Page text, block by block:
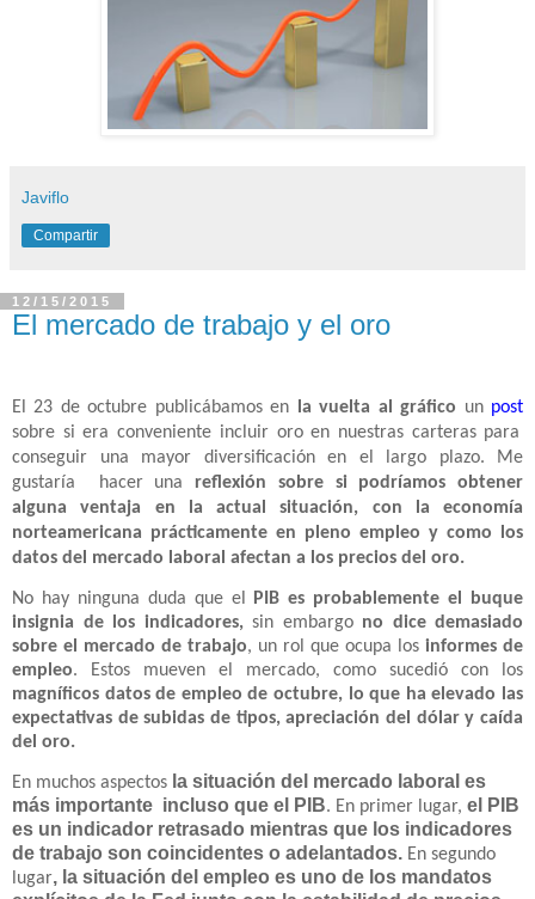
Javiflo
Compartir
12/15/2015
El mercado de trabajo y el oro
El 23 de octubre publicábamos en la vuelta al gráfico un post
sobre si era conveniente incluir oro en nuestras carteras para
conseguir una mayor diversificación en el largo plazo. Me
gustaría
hacer una reflexión sobre si podríamos obtener
alguna ventaja en la actual situación, con la economía
norteamericana prácticamente en pleno empleo y como los
datos del mercado laboral afectan a los precios del oro.
No hay ninguna duda que el PIB es probablemente el buque
insignia de los indicadores,sin embargo no dice demasiado
sobre el mercado de trabajo, un rol que ocupa los informes de
empleo. Estos mueven el mercado, como sucedió con los
magníficos datos de empleo de octubre, lo que ha elevado las
expectativas de subidas de tipos, apreciación del dólar y caída
del oro.
En muchos aspectos la situación del mercado laboral es
más importante incluso que el PIB. En primer lugar, el PIB
es un indicador retrasado mientras que los indicadores
de trabajo son coincidentes o adelantados. En segundo
lugar, la situación del empleo es uno de los mandatos